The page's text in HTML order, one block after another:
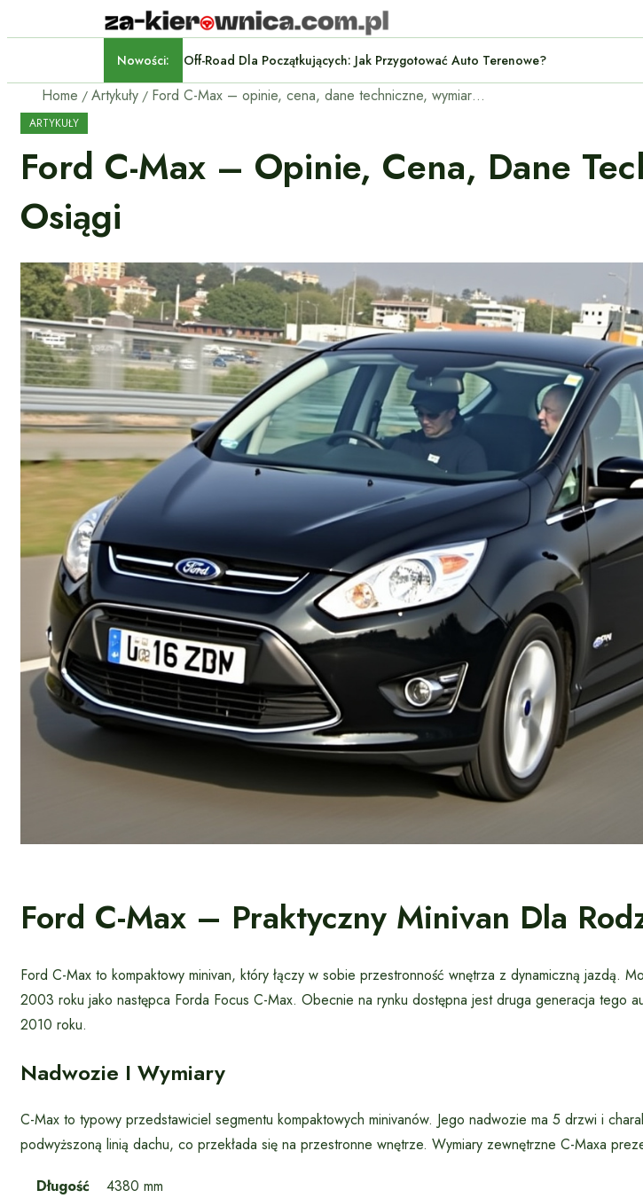
Nowości: Off-Road Dla Początkujących: Jak Przygotować Auto Terenowe?
Home Artykuły Ford C-Max – opinie, cena, dane techniczne, wymiary, spalanie, osiągi
ARTYKUŁY
Ford C-Max – Opinie, Cena, Dane
Osiągi
Ford C-Max – Praktyczny Minivan Dla
Ford C-Max to kompaktowy minivan, który łączy w sobie przestronność wnętrza z dynamiczną jazdą.
2003 roku jako następca Forda Focus C-Max. Obecnie na rynku dostępna jest druga generacja tego
2010 roku.
Nadwozie I Wymiary
C-Max to typowy przedstawiciel segmentu kompaktowych minivanów. Jego nadwozie ma 5 drzwi i
podwyższoną linią dachu, co przekłada się na przestronne wnętrze. Wymiary zewnętrzne C-Maxa
Długość
4380 mm